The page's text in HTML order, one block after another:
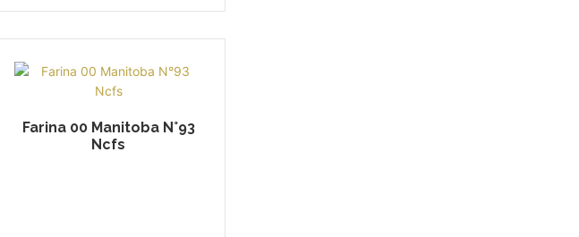
Farina 00 Manitoba N°93
Ncfs